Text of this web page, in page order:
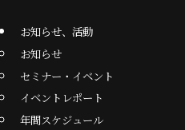
お知らせ、活動
お知らせ
セミナー・イベント
イベントレポート
年間スケジュール